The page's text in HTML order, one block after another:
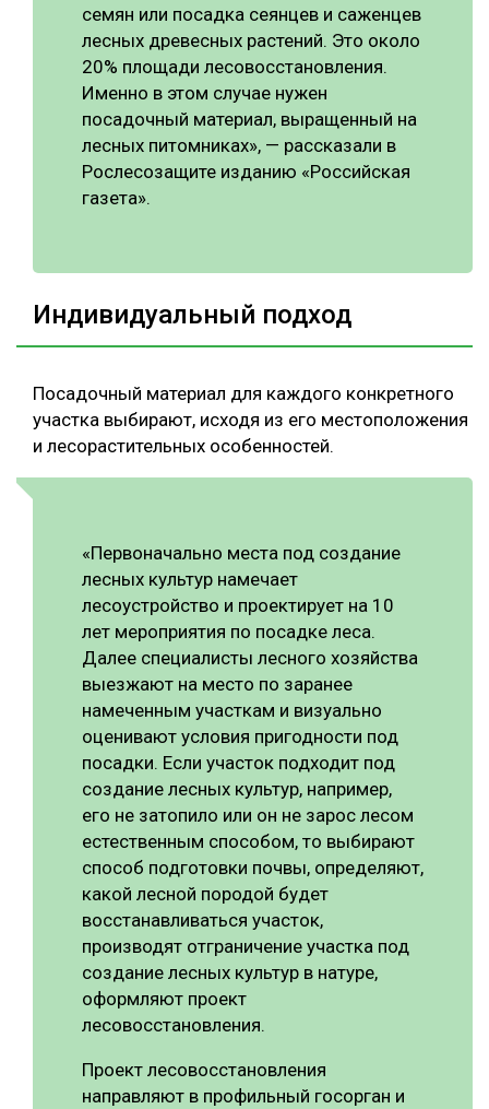
семян или посадка сеянцев и саженцев
лесных древесных растений. Это около
20% площади лесовосстановления.
Именно в этом случае нужен
посадочный материал, выращенный на
лесных питомниках», — рассказали в
Рослесозащите изданию «Российская
газета».
Индивидуальный подход
Посадочный материал для каждого конкретного
участка выбирают, исходя из его местоположения
и лесорастительных особенностей.
«Первоначально места под создание
лесных культур намечает
лесоустройство и проектирует на 10
лет мероприятия по посадке леса.
Далее специалисты лесного хозяйства
выезжают на место по заранее
намеченным участкам и визуально
оценивают условия пригодности под
посадки. Если участок подходит под
создание лесных культур, например,
его не затопило или он не зарос лесом
естественным способом, то выбирают
способ подготовки почвы, определяют,
какой лесной породой будет
восстанавливаться участок,
производят отграничение участка под
создание лесных культур в натуре,
оформляют проект
лесовосстановления.
Проект лесовосстановления
направляют в профильный госорган и